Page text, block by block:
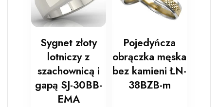
Sygnet złoty
lotniczy z
szachownicą i
gapą SJ-30BB-
EMA
Pojedyńcza
obrączka męska
bez kamieni ŁN-
38BZB-m